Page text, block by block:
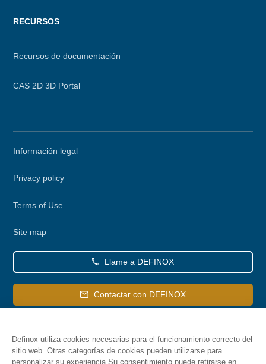
RECURSOS
Recursos de documentación
CAS 2D 3D Portal
Información legal
Privacy policy
Terms of Use
Site map
Llame a DEFINOX
Contactar con DEFINOX
Definox utiliza cookies necesarias para el funcionamiento correcto del
sitio web. Otras categorías de cookies pueden utilizarse para
personalizar su experiencia Su consentimiento puede retirarse en